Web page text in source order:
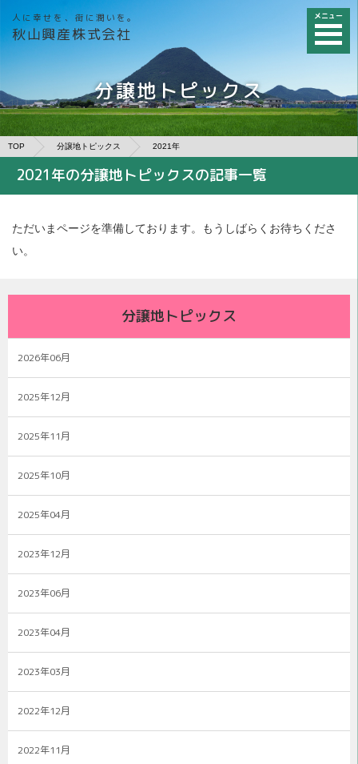
人に幸せを、街に潤いを。
秋山興産株式会社
メニュー
分譲地トピックス
TOP 分譲地トピックス 2021年
2021年の分譲地トピックスの記事一覧
ただいまページを準備しております。もうしばらくお待ちくださ
い。
分譲地トピックス
2026年06月
2025年12月
2025年11月
2025年10月
2025年04月
2023年12月
2023年06月
2023年04月
2023年03月
2022年12月
2022年11月